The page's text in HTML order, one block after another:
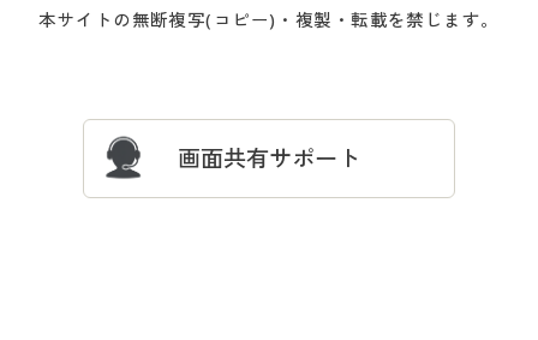
プレゼント＆キャンペーン サイトマップ
ついて
忘れの場合
本サイトの無断複写(コピー)・複製・転載を禁じます。
画面共有サポート